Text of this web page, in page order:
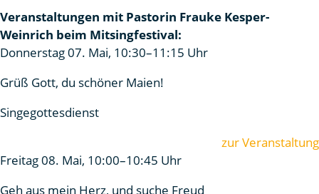
Veranstaltungen mit Pastorin Frauke Kesper-
Weinrich beim Mitsingfestival:
Donnerstag 07. Mai, 10:30–11:15 Uhr
Grüß Gott, du schöner Maien!
Singegottesdienst
zur Veranstaltung
Freitag 08. Mai, 10:00–10:45 Uhr
Geh aus mein Herz, und suche Freud